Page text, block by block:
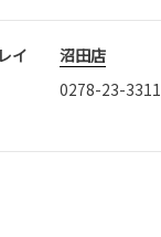
イ
沼田店
0278-23-3311